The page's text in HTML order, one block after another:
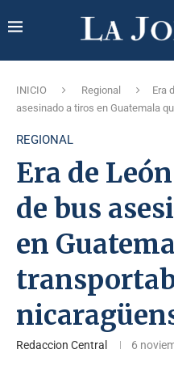
INICIO Regional
Era
asesinado a tiros en Guatemala
REGIONAL
Era de
de bus
en
Redaccion Central 6